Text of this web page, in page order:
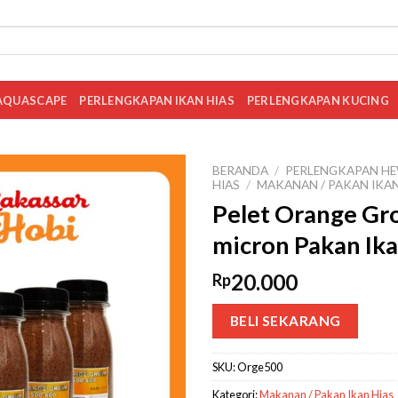
PERLENGKAPAN IKAN HIAS PERLENGKAPAN KUCING
BERANDA / PERLENGKAPAN
HIAS / MAKANAN / PAKAN
Pelet Orange
micron Pakan
Rp20.000
BELI SEKARANG
SKU:Orge500
Kategori:Makanan / Pakan Ikan Hias